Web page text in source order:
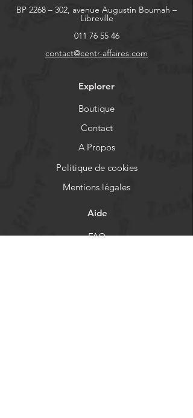
BP 2268 – 302, avenue Augustin Boumah –
Libreville
011 76 55 46
contact@centr-affaires.com
Explorer
Boutique
Contact
A Propos
Politique de cookies
Mentions légales
Aide
FAQ